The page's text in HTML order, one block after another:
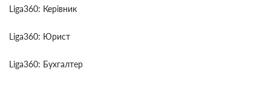
Liga360: Керівник
Liga360: Юрист
Liga360: Бухгалтер